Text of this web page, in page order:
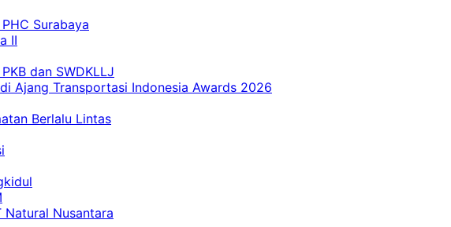
Surabaya
II
dan SWDKLLJ
Ajang Transportasi Indonesia Awards 2026
Berlalu Lintas
Natural Nusantara